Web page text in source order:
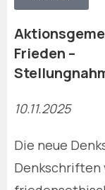
Frieden –
10.11.2025
Die neue
Denkschriften